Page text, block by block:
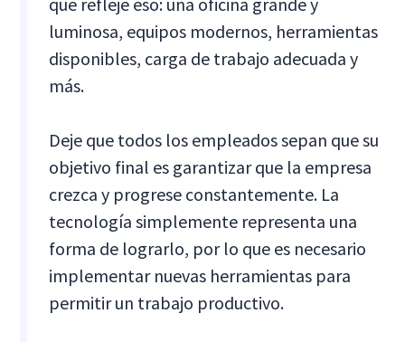
luminosa, equipos modernos, herramientas
disponibles, carga de trabajo adecuada y
más.
Deje que todos los empleados sepan que su
objetivo final es garantizar que la empresa
crezca y progrese constantemente. La
tecnología simplemente representa una
forma de lograrlo, por lo que es necesario
implementar nuevas herramientas para
permitir un trabajo productivo.